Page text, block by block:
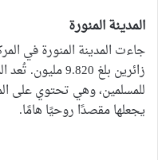
المدينة المنورة
زائرين بلغ
للمسلمين، وهي تحتوي على
يجعلها مقصدًا روحيًا هامًا.